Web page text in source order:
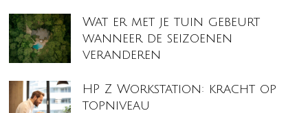
Wat er met je tuin gebeurt
wanneer de seizoenen
veranderen
HP Z Workstation: kracht op
topniveau